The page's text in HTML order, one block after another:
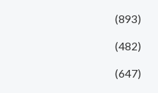
(893)
(482)
(647)